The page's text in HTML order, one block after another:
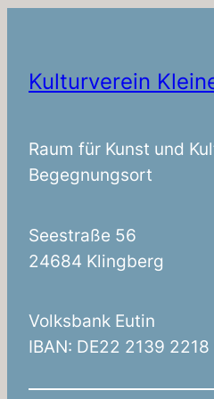
Kulturverein
Raum für Kunst und
Begegnungsort
Seestraße 56
24684 Klingberg
Volksbank Eutin
IBAN: DE22 2139